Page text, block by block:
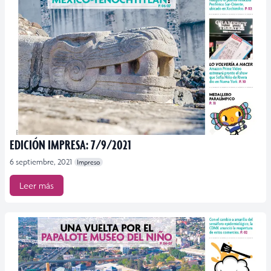
EDICIÓN IMPRESA: 7/9/2021
6 septiembre, 2021 Impreso
Leer más